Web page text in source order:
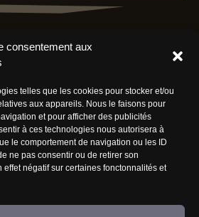
consentement aux
telles que les cookies pour stocker et/ou
aux appareils. Nous le faisons pour
et pour afficher des publicités
à ces technologies nous autorisera à
le comportement de navigation ou les ID
ne pas consentir ou de retirer son
négatif sur certaines fonctonnalités et